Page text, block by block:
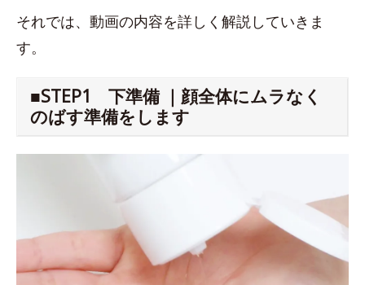
それでは、動画の内容を詳しく解説していきま
す。
■STEP1 下準備 ｜顔全体にムラなく
のばす準備をします